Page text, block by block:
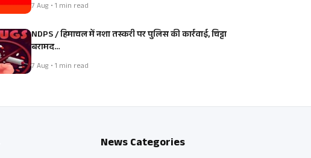
7 Aug • 1 min read
NDPS / हिमाचल में नशा तस्करी पर पुलिस की कार्रवाई, चिट्टा
बरामद…
7 Aug • 1 min read
News Categories